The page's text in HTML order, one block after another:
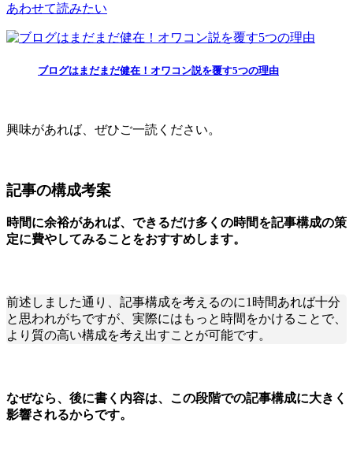
あわせて読みたい
ブログはまだまだ健在！オワコン説を覆す5つの理由
興味があれば、ぜひご一読ください。
記事の構成考案
時間に余裕があれば、できるだけ多くの時間を記事構成の策
定に費やしてみることをおすすめします。
前述しました通り、記事構成を考えるのに1時間あれば十分
と思われがちですが、実際にはもっと時間をかけることで、
より質の高い構成を考え出すことが可能です。
なぜなら、後に書く内容は、この段階での記事構成に大きく
影響されるからです。